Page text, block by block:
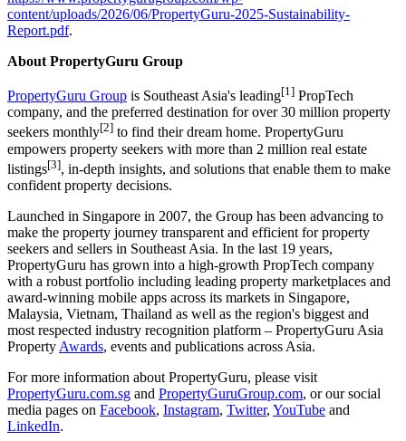
The Group also adopted a set of AI principles to guide responsible
deployment of artificial intelligence across its platforms and business
operations, with plans to explore AI-enabled tools to automate
accessibility checks within its HIVE 2.0 design system.
In 2026, PropertyGuru expects to submit its Science-Based Targets,
launch a sustainability search feature on its Malaysia platforms, and
deepen programmes that advance women's leadership and
professional development across its workforce.
PropertyGuru's 2025 Sustainability Report is available at
https://www.propertygurugroup.com/wp-
content/uploads/2026/06/PropertyGuru-2025-Sustainability-
Report.pdf.
About PropertyGuru Group
PropertyGuru Groupis Southeast Asia's leading[1]PropTech
company, and the preferred destination for over 30 million property
seekers monthly[2]to find their dream home. PropertyGuru
empowers property seekers with more than 2 million real estate
listings
, in-depth insights, and solutions that enable them to make
confident property decisions.
Launched in Singapore in 2007, the Group has been advancing to
make the property journey transparent and efficient for property